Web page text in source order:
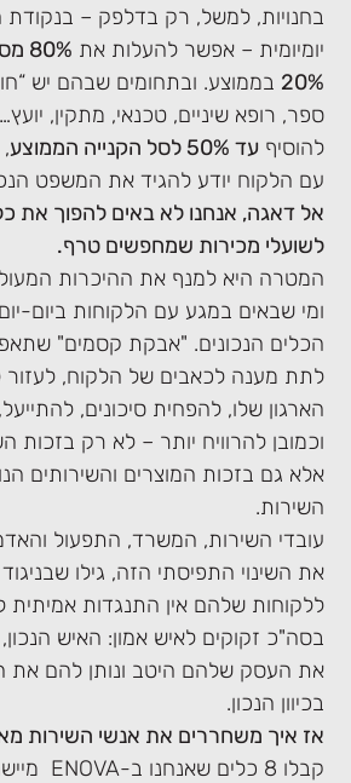
בחנויות, למשל, רק בדלפק –
יומיומית – אפשר להעלות את
20% בממוצע. ובתחומים שבהם יש
ספר, רופא שיניים, טכנאי, מתקין,
להוסיףעד 50% לסל הקנייה הממוצע
עם הלקוח יודע להגיד את המשפט
אל דאגה, אנחנו לא באים להפוך את
לשועלי מכירות שמחפשים טרף.
המטרה היא למנף את ההיכרות
ומי שבאים במגע עם הלקוחות ביום-
הכלים הנכונים. "אבקת קסמים"
לתת מענה לכאבים של הלקוח,
הארגון שלו, להפחית סיכונים,
וכמובן להרוויח יותר – לא רק בזכות
אלא גם בזכות המוצרים והשירותים
השירות.
עובדי השירות, המשרד, התפעול
את השינוי התפיסתי הזה, גילו
ללקוחות שלהם אין התנגדות אמיתית
בסה"כ זקוקים לאיש אמון: האיש
את העסק שלהם היטב ונותן להם את
בכיוון הנכון.
אז איך משחררים את אנשי השירות
קבלו 8 כלים שאנחנו ב
ENOVA-